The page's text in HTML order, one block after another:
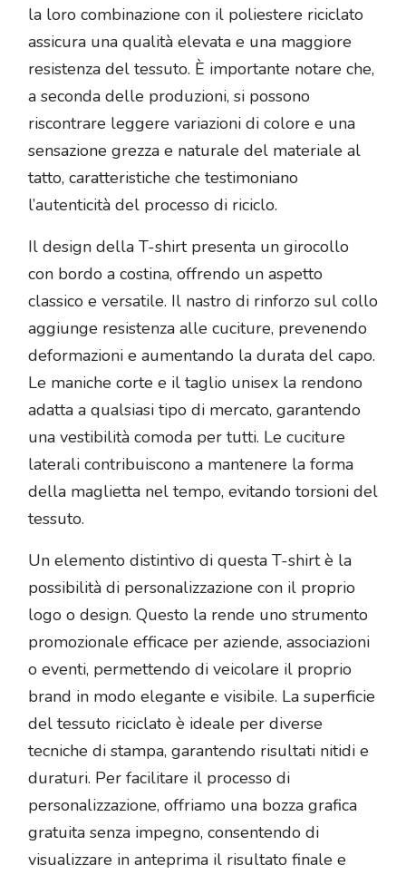
la loro combinazione con il poliestere riciclato
assicura una qualità elevata e una maggiore
resistenza del tessuto. È importante notare che,
a seconda delle produzioni, si possono
riscontrare leggere variazioni di colore e una
sensazione grezza e naturale del materiale al
tatto, caratteristiche che testimoniano
l’autenticità del processo di riciclo.
Il design della T-shirt presenta un girocollo
con bordo a costina, offrendo un aspetto
classico e versatile. Il nastro di rinforzo sul collo
aggiunge resistenza alle cuciture, prevenendo
deformazioni e aumentando la durata del capo.
Le maniche corte e il taglio unisex la rendono
adatta a qualsiasi tipo di mercato, garantendo
una vestibilità comoda per tutti. Le cuciture
laterali contribuiscono a mantenere la forma
della maglietta nel tempo, evitando torsioni del
tessuto.
Un elemento distintivo di questa T-shirt è la
possibilità di personalizzazione con il proprio
logo o design. Questo la rende uno strumento
promozionale efficace per aziende, associazioni
o eventi, permettendo di veicolare il proprio
brand in modo elegante e visibile. La superficie
del tessuto riciclato è ideale per diverse
tecniche di stampa, garantendo risultati nitidi e
duraturi. Per facilitare il processo di
personalizzazione, offriamo una bozza grafica
gratuita senza impegno, consentendo di
visualizzare in anteprima il risultato finale e